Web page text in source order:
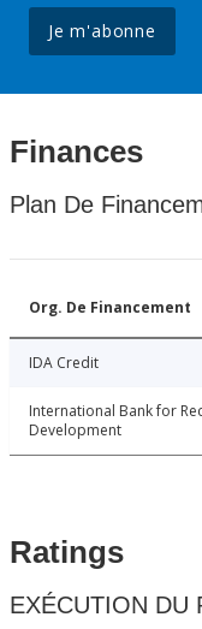
Je m'abonne
Finances
Plan De
Org. De Financement
IDA Credit
International Bank for
Development
Ratings
EXÉCUTION DU